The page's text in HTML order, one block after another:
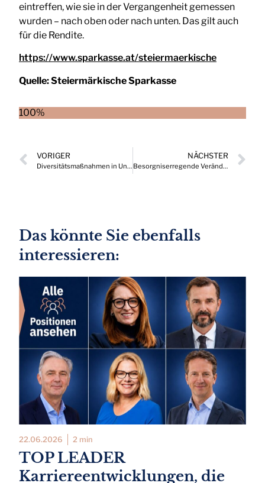
eintreffen, wie sie in der Vergangenheit gemessen
wurden – nach oben oder nach unten. Das gilt auch
für die Rendite.
https://www.sparkasse.at/steiermaerkische
Quelle:Steiermärkische Sparkasse
100%
VORIGER
Diversitätsmaßnahmen in Unternehmen erwirken finanziellen Mehrwert
NÄCHSTER
Besorgniserregende Veränderungen im regionalen Gastronomieangebot
Das könnte Sie ebenfalls
interessieren:
22.06.2026 2 min
TOP LEADER
Karriereentwicklungen, die